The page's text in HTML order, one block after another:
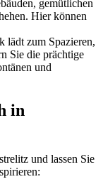
gemütlichen
Hier können
lädt zum Spazieren,
Sie die prächtige
und
in
und lassen Sie